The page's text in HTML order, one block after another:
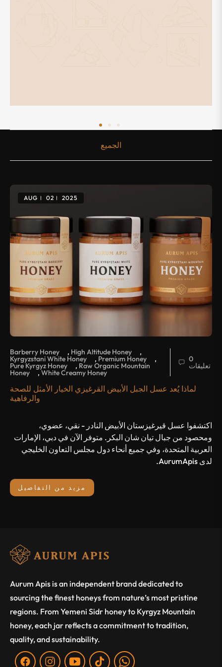
الجميع
AUG 02 2025
Barberry Honey , High Altitude Honey ,
Kyrgyzstani White Honey , Premium Honey ,
Pure Kyrgyz Honey , Raw Organic Mountain
Honey ,White Creamy Honey
0
تعليقات
لماذا يُعد عسل الجبل الأبيض القرغيزي الخيار الأمثل للصحة
والرفاهية
اكتشفوا عسل قيرغيزستان الأبيض النادر - نقي، عضوي،
ومحصود من جبال تيان شان البكر. متوفر الآن في دبي، الإمارات
العربية المتحدة، وفي جميع أنحاء دول مجلس التعاون الخليجي
لدى AurumApis.
مزيد من التفاصيل
Aurum Apis is an independent brand dedicated to
sourcing the finest honeys from nature’s most pristine
regions. From Yemeni Sidr honey to Kyrgyz Mountain
honey, each jar reflects a commitment to tradition,
quality, and sustainability.